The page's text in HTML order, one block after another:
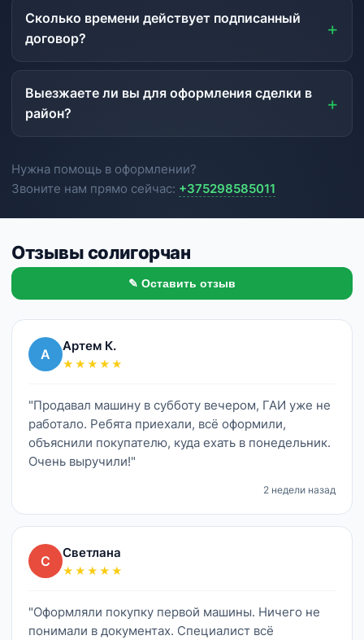
Сколько времени действует подписанный
договор?
Выезжаете ли вы для оформления сделки в
район?
Нужна помощь в оформлении?
Звоните нам прямо сейчас: +375298585011
Отзывы солигорчан
✎ Оставить отзыв
А Артем К.
★★★★★
"Продавал машину в субботу вечером, ГАИ уже не
работало. Ребята приехали, всё оформили,
объяснили покупателю, куда ехать в понедельник.
Очень выручили!"
2 недели назад
С Светлана
★★★★★
"Оформляли покупку первой машины. Ничего не
понимали в документах. Специалист всё